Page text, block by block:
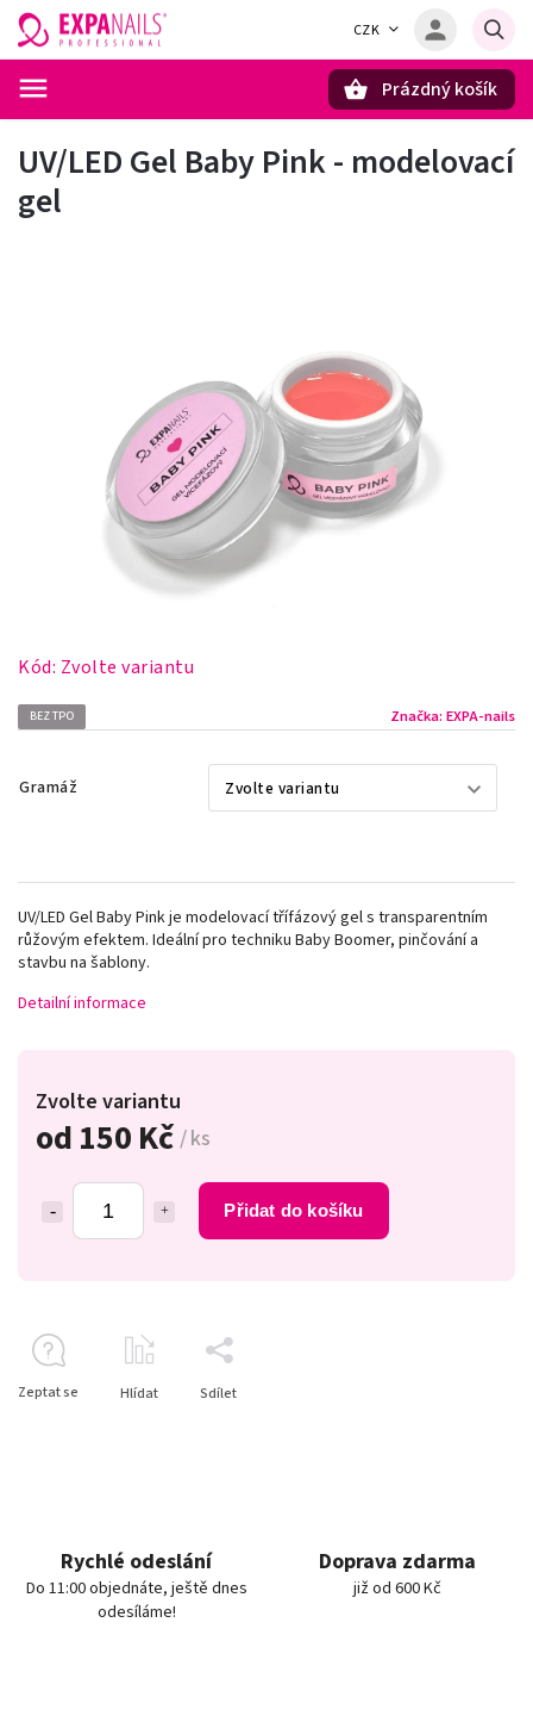
CZK
Prázdný košík
UV/LED Gel Baby Pink - modelovací
gel
Kód: Zvolte variantu
BEZ TPO Značka: EXPA-nails
Gramáž
od 150 Kč / ks
Přidat do košíku
Zvolte variantu
UV/LED Gel Baby Pink je modelovací třífázový gel s transparentním
růžovým efektem. Ideální pro techniku Baby Boomer, pinčování a
stavbu na šablony.
Detailní informace
Zeptat se Hlídat Sdílet
Rychlé odeslání
Do 11:00 objednáte, ještě dnes
odesíláme!
Doprava zdarma
již od 600 Kč